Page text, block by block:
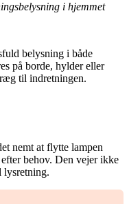
i hjemmet
belysning i både
på borde, hylder eller
til indretningen.
nemt at flytte lampen
behov. Den vejer ikke
lysretning.